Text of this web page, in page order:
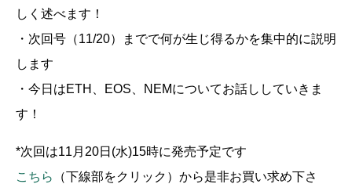
しく述べます！
・次回号（11/20）までで何が生じ得るかを集中的に説明
します
・今日はETH、EOS、NEMについてお話ししていきま
す！
*次回は11月20日(水)15時に発売予定です
こちら
（下線部をクリック）から是非お買い求め下さ